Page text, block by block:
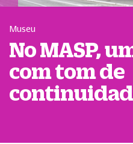
Museu
No MASP,
com tom de